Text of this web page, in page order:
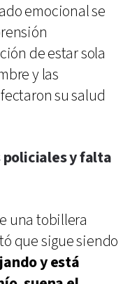
emocional se
de estar sola
y las
su salud
y falta
una tobillera
que sigue siendo
y está